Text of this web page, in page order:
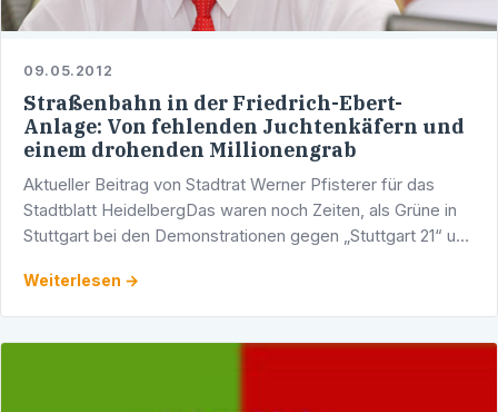
09.05.2012
Straßenbahn in der Friedrich-Ebert-
Anlage: Von fehlenden Juchtenkäfern und
einem drohenden Millionengrab
Aktueller Beitrag von Stadtrat Werner Pfisterer für das
Stadtblatt HeidelbergDas waren noch Zeiten, als Grüne in
Stuttgart bei den Demonstrationen gegen „Stuttgart 21“ um
Weiterlesen →